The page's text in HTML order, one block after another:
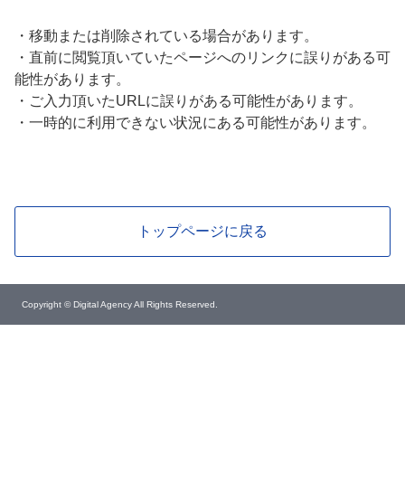
・ 移動または削除されている場合があります。
・ 直前に閲覧頂いていたページへのリンクに誤りがある可
能性があります。
・ ご入力頂いたURLに誤りがある可能性があります。
・ 一時的に利用できない状況にある可能性があります。
トップページに戻る
Copyright © Digital Agency All Rights Reserved.